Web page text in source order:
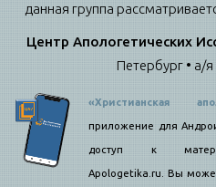
данная группа
Центр Апологетических
Петербург • а/я
«Христианская
приложение для
доступ к
Apologetika.ru. Вы